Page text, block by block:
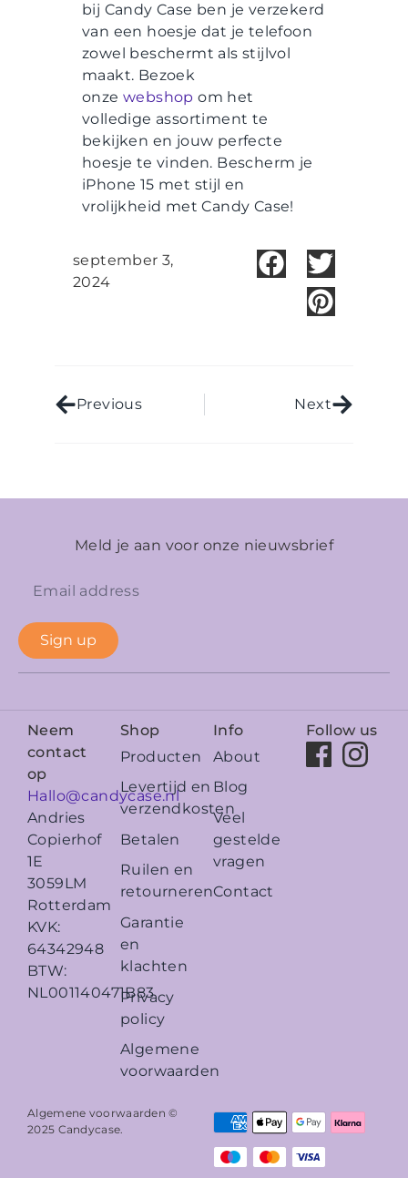
bij Candy Case ben je verzekerd
van een hoesje dat je telefoon
zowel beschermt als stijlvol
maakt. Bezoek
onze webshop om het
volledige assortiment te
bekijken en jouw perfecte
hoesje te vinden. Bescherm je
iPhone 15 met stijl en
vrolijkheid met Candy Case!
september 3,
2024
Previous Next
Meld je aan voor onze nieuwsbrief
Sign up
Neem
contact
op
Hallo@candycase.nl
Andries
Copierhof
1E
3059LM
Rotterdam
KVK:
64342948
BTW:
NL001140471B83
Shop
Producten
Levertijd en
verzendkosten
Betalen
Ruilen en
retourneren
Garantie
en
klachten
Privacy
policy
Algemene
voorwaarden
Info
About
Blog
Veel
gestelde
vragen
Contact
Follow us
Algemene voorwaarden ©
2025 Candycase